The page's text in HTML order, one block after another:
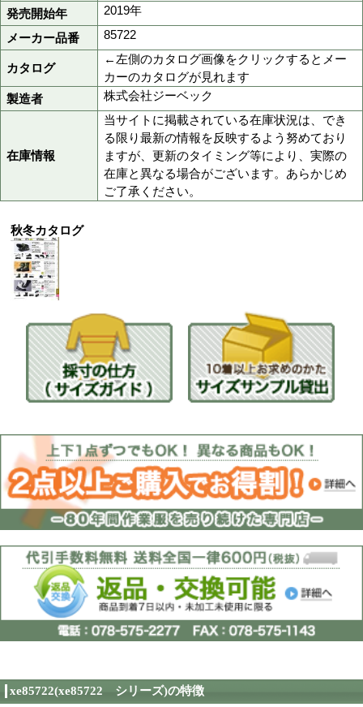
定価
販売価格
4,450円(税込 4,895円)
色
サイズ
最大サイズ
4L
仕様特徴
セメント製法
840g
先芯
鋼製先芯
ウイズス
EEE
ソール
EVA+ラバー
甲被
ナイロン
インナーソール
ボア
発売開始年 2019年
メーカー品番 85722